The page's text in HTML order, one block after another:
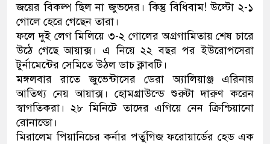
উদ্ধার
জনগণ পরিবর্তন চেয়েছে বলেই জুলাই আন্দোলন সফল হয়েছে
প্রধানমন্ত্রী
মিরপুর মডেল থানার অভিযানে ৯০ বোতল ফেনসিডিলসহ দুই
মাদক কারবারি গ্রেফতার
২৮ লাখ টাকার জাল নোটসহ দুইজনকে গ্রেফতার করেছে
জয়ের বিকল্প ছিল না জুভদের। কিন্তু বিধিবাম! উল্টো ২-১
গোলে হেরে গেছেন তারা।
ফলে দুই লেগ মিলিয়ে ৩-২ গোলের অগ্রগামিতায় শেষ চারে
উঠে গেছে আয়াক্স। এ নিয়ে ২২ বছর পর ইউরোপসেরা
টুর্নামেন্টের সেমিতে উঠল ডাচ ক্লাবটি।
মঙ্গলবার রাতে জুভেন্টাসের ডেরা অ্যালিয়াঞ্জ এরিনায়
আতিথ্য নেয় আয়াক্স। হোমগ্রাউন্ডে শুরুটা দারুণ করেন
স্বাগতিকরা। ২৮ মিনিটে তাদের এগিয়ে নেন ক্রিশ্চিয়ানো
রোনাল্ডো।
মিরালেম পিয়ানিচের কর্নার পর্তুগিজ ফরোয়ার্ডের হেড এক